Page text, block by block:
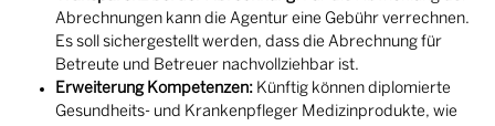
Abrechnungen kann die Agentur eine Gebühr verrechnen.
Es soll sichergestellt werden, dass die Abrechnung für
Betreute und Betreuer nachvollziehbar ist.
Erweiterung Kompetenzen: Künftig können diplomierte
Gesundheits- und Krankenpfleger Medizinprodukte, wie